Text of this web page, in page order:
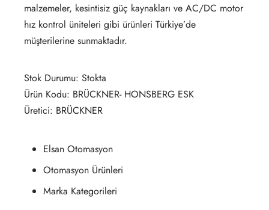
malzemeler, kesintisiz güç kaynakları ve AC/DC motor
hız kontrol üniteleri gibi ürünleri Türkiye’de
müşterilerine sunmaktadır.
Stok Durumu: Stokta
Ürün Kodu: BRÜCKNER- HONSBERG ESK
Üretici: BRÜCKNER
Elsan Otomasyon
Otomasyon Ürünleri
Marka Kategorileri